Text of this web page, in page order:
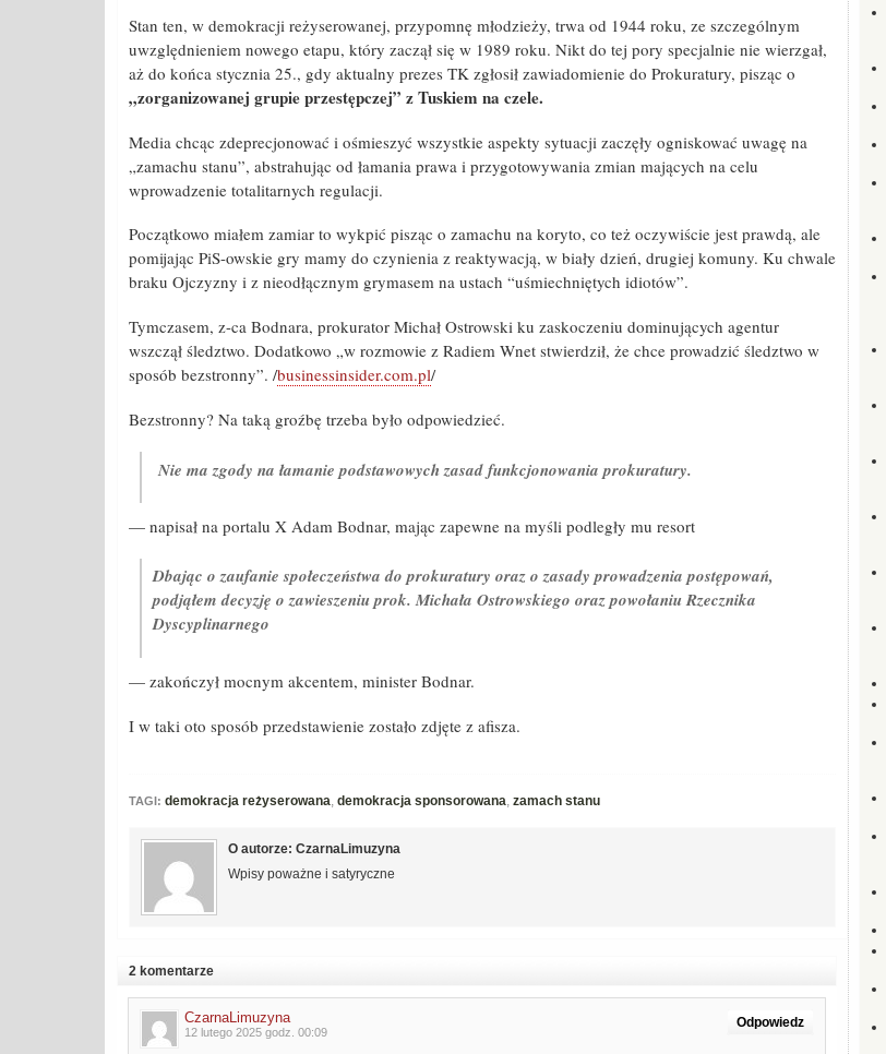
Stan ten, w demokracji reżyserowanej, przypomnę młodzieży, trwa od 1944 roku, ze szczególnym
uwzględnieniem nowego etapu, który zaczął się w 1989 roku. Nikt do tej pory specjalnie nie wierzgał,
aż do końca stycznia 25., gdy aktualny prezes TK zgłosił zawiadomienie do Prokuratury, pisząc o
„zorganizowanej grupie przestępczej” z Tuskiem na czele.
Media chcąc zdeprecjonować i ośmieszyć wszystkie aspekty sytuacji zaczęły ogniskować uwagę na
„zamachu stanu”, abstrahując od łamania prawa i przygotowywania zmian mających na celu
wprowadzenie totalitarnych regulacji.
Początkowo miałem zamiar to wykpić pisząc o zamachu na koryto, co też oczywiście jest prawdą, ale
pomijając PiS-owskie gry mamy do czynienia z reaktywacją, w biały dzień, drugiej komuny. Ku chwale
braku Ojczyzny i z nieodłącznym grymasem na ustach “uśmiechniętych idiotów”.
Tymczasem, z-ca Bodnara, prokurator Michał Ostrowski ku zaskoczeniu dominujących agentur
wszczął śledztwo. Dodatkowo „w rozmowie z Radiem Wnet stwierdził, że chce prowadzić śledztwo w
sposób bezstronny”. /businessinsider.com.pl/
Bezstronny? Na taką groźbę trzeba było odpowiedzieć.
Nie ma zgody na łamanie podstawowych zasad funkcjonowania prokuratury.
— napisał na portalu X Adam Bodnar, mając zapewne na myśli podległy mu resort
Dbając o zaufanie społeczeństwa do prokuratury oraz o zasady prowadzenia postępowań,
podjąłem decyzję o zawieszeniu prok. Michała Ostrowskiego oraz powołaniu Rzecznika
Dyscyplinarnego
— zakończył mocnym akcentem, minister Bodnar.
I w taki oto sposób przedstawienie zostało zdjęte z afisza.
TAGI: demokracja reżyserowana, demokracja sponsorowana, zamach stanu
O autorze: CzarnaLimuzyna
Wpisy poważne i satyryczne
2 komentarze
Odpowiedz
CzarnaLimuzyna
12 lutego 2025 godz. 00:09